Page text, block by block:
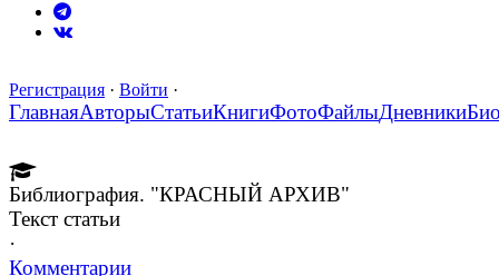
Регистрация · Войти ·
ГлавнаяАвторыСтатьиКнигиФотоФайлыДневники
Библиография. "КРАСНЫЙ АРХИВ"
Текст статьи
·
Комментарии